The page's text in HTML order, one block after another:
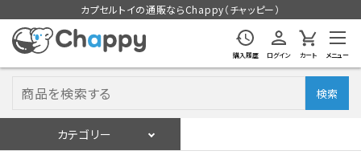
カプセルトイの通販ならChappy（チャッピー）
購入履歴 ログイン カート メニュー
検索
カテゴリー